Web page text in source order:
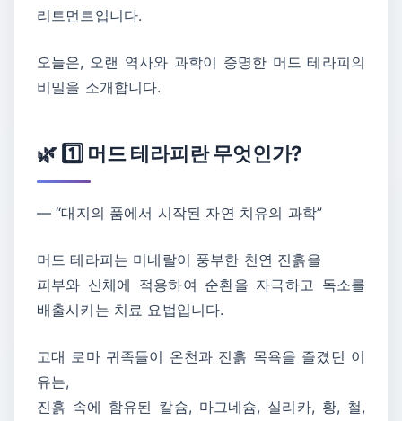
리트먼트입니다.
오늘은, 오랜 역사와 과학이 증명한 머드 테라피의
비밀을 소개합니다.
🌿 1️⃣ 머드 테라피란 무엇인가?
― “대지의 품에서 시작된 자연 치유의 과학”
머드 테라피는 미네랄이 풍부한 천연 진흙을
피부와 신체에 적용하여 순환을 자극하고 독소를
배출시키는 치료 요법입니다.
고대 로마 귀족들이 온천과 진흙 목욕을 즐겼던 이
유는,
진흙 속에 함유된 칼슘, 마그네슘, 실리카, 황, 철,